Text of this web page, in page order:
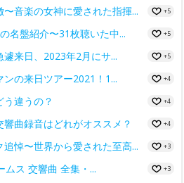
音楽の女神に愛された指揮... +5
名盤紹介〜31枚聴いた中... +5
来日、2023年2月にサ... +5
の来日ツアー2021！1... +4
違うの？ +4
曲録音はどれがオススメ？ +4
悼〜世界から愛された至高... +3
ムス 交響曲 全集・... +3